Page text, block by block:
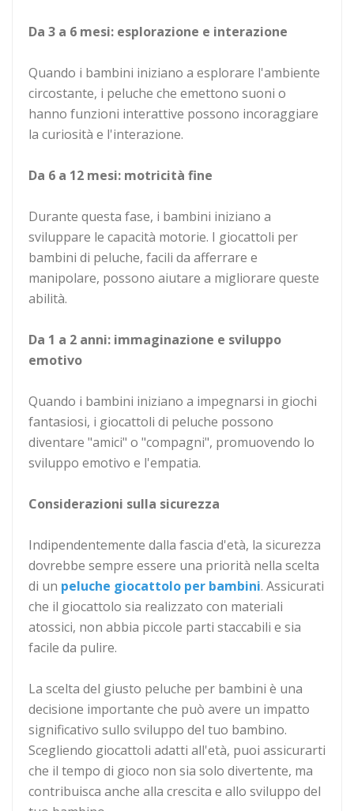
Da 3 a 6 mesi: esplorazione e interazione
Quando i bambini iniziano a esplorare l'ambiente
circostante, i peluche che emettono suoni o
hanno funzioni interattive possono incoraggiare
la curiosità e l'interazione.
Da 6 a 12 mesi: motricità fine
Durante questa fase, i bambini iniziano a
sviluppare le capacità motorie. I giocattoli per
bambini di peluche, facili da afferrare e
manipolare, possono aiutare a migliorare queste
abilità.
Da 1 a 2 anni: immaginazione e sviluppo
emotivo
Quando i bambini iniziano a impegnarsi in giochi
fantasiosi, i giocattoli di peluche possono
diventare "amici" o "compagni", promuovendo lo
sviluppo emotivo e l'empatia.
Considerazioni sulla sicurezza
Indipendentemente dalla fascia d'età, la sicurezza
dovrebbe sempre essere una priorità nella scelta
di un peluche giocattolo per bambini. Assicurati
che il giocattolo sia realizzato con materiali
atossici, non abbia piccole parti staccabili e sia
facile da pulire.
La scelta del giusto peluche per bambini è una
decisione importante che può avere un impatto
significativo sullo sviluppo del tuo bambino.
Scegliendo giocattoli adatti all'età, puoi assicurarti
che il tempo di gioco non sia solo divertente, ma
contribuisca anche alla crescita e allo sviluppo del